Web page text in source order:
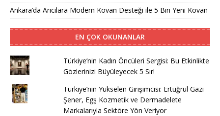
Ankara’da Arıcılara Modern Kovan Desteği ile 5 Bin Yeni Kovan
EN ÇOK OKUNANLAR
Türkiye’nin Kadın Öncüleri Sergisi: Bu Etkinlikte
Gözlerinizi Büyüleyecek 5 Sır!
Türkiye’nin Yükselen Girişimcisi: Ertuğrul Gazi
Şener, Egş Kozmetik ve Dermadelete
Markalarıyla Sektöre Yön Veriyor